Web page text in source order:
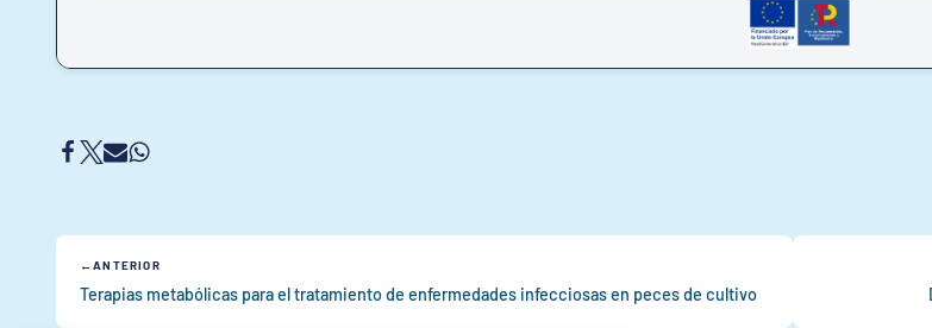
ANTERIOR
Terapias metabólicas para el tratamiento de enfermedades infecciosas en peces de cultivo